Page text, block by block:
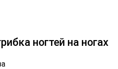
ногтей на ногах